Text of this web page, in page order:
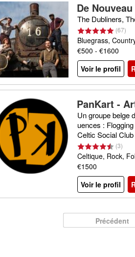
De Nouveau
The Dubliners,
(67)
Bluegrass,
€500 - €1600
Voir le profil
PanKart -
Un groupe belge
uences :
Celtic Social Club
(3)
Celtique, Rock,
€1500
Voir le profil
Précédent